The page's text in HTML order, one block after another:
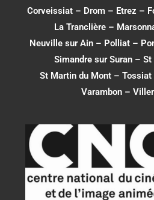
Corveissiat– Drom– Etrez –
La Tranclière –
Neuville sur Ain – Polliat –
Simandre sur Suran– St
St Martin du Mont– Tossiat
Varambon–